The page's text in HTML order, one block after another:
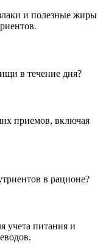
и полезные жиры
в течение дня?
приемов, включая
в рационе?
учета питания и